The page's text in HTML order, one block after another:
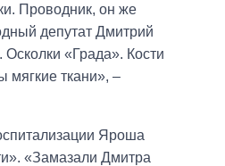
Проводник, он же
депутат Дмитрий
«Града». Кости
мягкие ткани», –
Яроша
«Замазали Дмитра